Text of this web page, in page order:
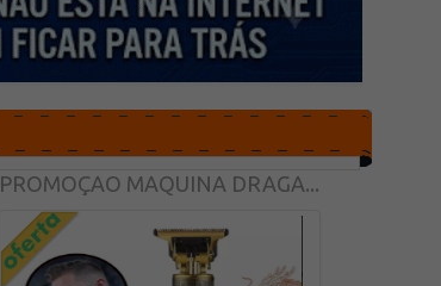
PROMOÇAO MAQUINA DRAGA...